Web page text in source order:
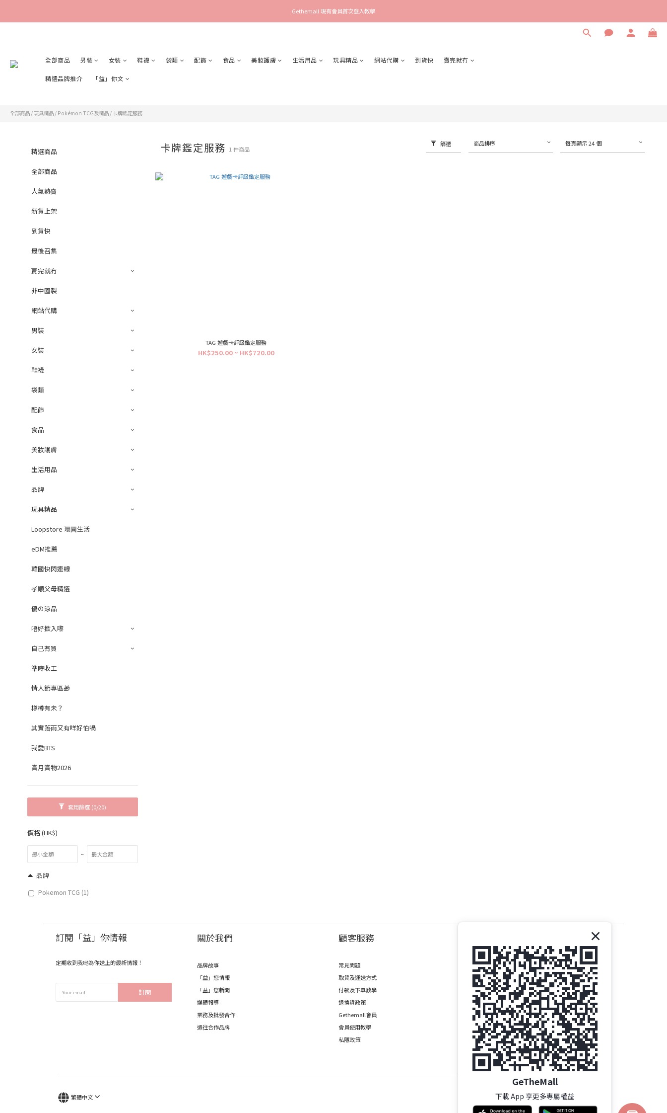
Gethemall 現有會員首次登入教學
全部商品 男裝 女裝 鞋襪 袋類 配飾 食品 美妝護膚 生活用品 玩具精品 網站代購 到貨快 賣完就冇
精選品牌推介 「益」你文
全部商品 /玩具精品 / Pokémon TCG及精品 /卡牌鑑定服務
精選商品
全部商品
人氣熱賣
新貨上架
到貨快
最後召集
賣完就冇
非中國製
網站代購
男裝
女裝
鞋襪
袋類
配飾
食品
美妝護膚
生活用品
品牌
玩具精品
Loopstore 環圓生活
eDM推薦
韓國快閃連線
孝順父母精選
優の涼品
唔好撳入嚟
自己有買
準時收工
情人節專區🎁
樽樽有未？
其實落雨又有咩好怕喎
我愛BTS
賞月賞物2026
套用篩選 (0/20)
價格 (HK$)
~
品牌
Pokemon TCG (1)
卡牌鑑定服務 1 件商品
篩選 商品排序 每頁顯示 24 個
TAG 遊戲卡評級鑑定服務
HK$250.00 ~ HK$720.00
訂閱「益」你情報
定期收到我哋為你送上的最新情報！
訂閱
關於我們
品牌故事
「益」您情報
「益」您新聞
媒體報導
業務及批發合作
過往合作品牌
顧客服務
常見問題
取貨及運送方式
付款及下單教學
退換貨政策
Gethemall會員
會員使用教學
私隱政策
Gethemall (HK) Ltd
電話 | +852-35719437
電郵 | order@gtm.hk
Whatsapp |+852-63006144 /+852-98285740
Whatsapp 星期一至六 辦公時間 - 10:00至16:30
按此了解 旺角總店地址及營業時間
星期三 及 公眾假期 - 休息
繁體中文
GeTheMall
下載 App 享更多專屬權益